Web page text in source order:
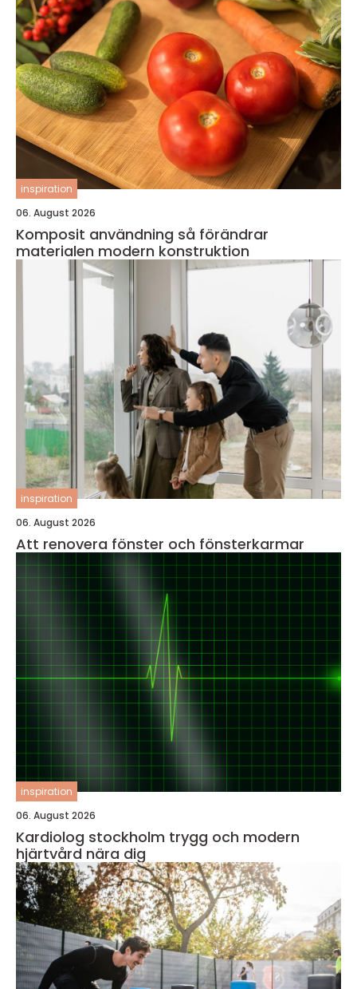
inspiration
06. August 2026
Komposit användning så förändrar
materialen modern konstruktion
inspiration
06. August 2026
Att renovera fönster och fönsterkarmar
inspiration
06. August 2026
Kardiolog stockholm trygg och modern
hjärtvård nära dig